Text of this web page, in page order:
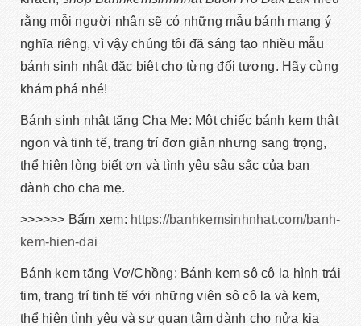
rằng mỗi người nhận sẽ có những mẫu bánh mang ý
nghĩa riêng, vì vậy chúng tôi đã sáng tạo nhiều mẫu
bánh sinh nhật đặc biệt cho từng đối tượng. Hãy cùng
khám phá nhé!
Bánh sinh nhật tặng Cha Mẹ: Một chiếc bánh kem thật
ngon và tinh tế, trang trí đơn giản nhưng sang trọng,
thể hiện lòng biết ơn và tình yêu sâu sắc của bạn
dành cho cha mẹ.
>>>>>> Bấm xem: https://banhkemsinhnhat.com/banh-
kem-hien-dai
Bánh kem tặng Vợ/Chồng: Bánh kem sô cô la hình trái
tim, trang trí tinh tế với những viên sô cô la và kem,
thể hiện tình yêu và sự quan tâm dành cho nửa kia